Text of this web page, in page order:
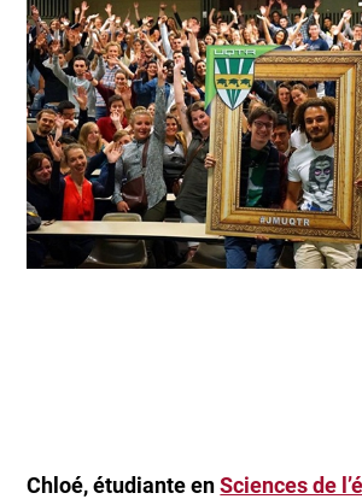
Chloé, étudiante enSciences de